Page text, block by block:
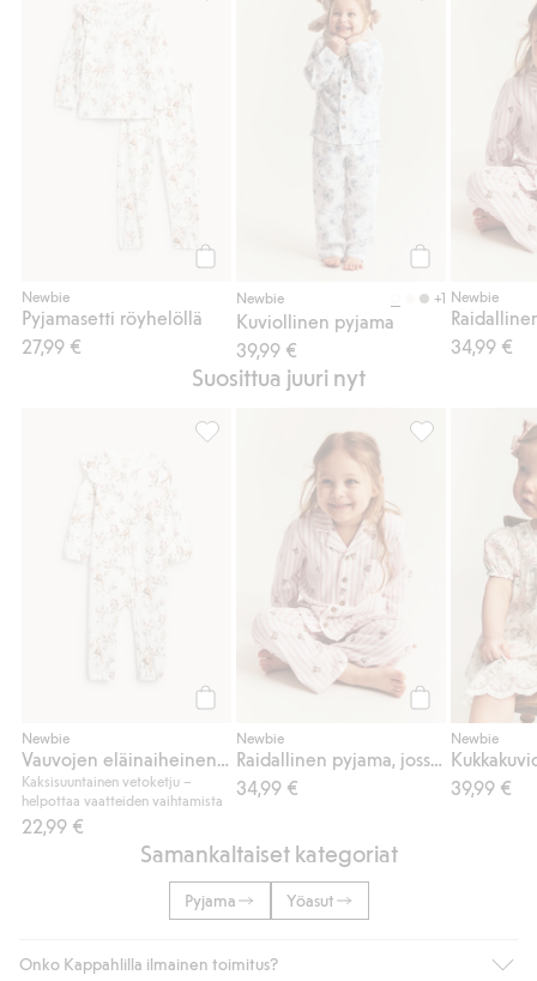
Newbie
Pyjamasetti röyhelöllä
27,99 €
Pyjamasetti röyhelöllä, Lisää suosikkeihin
Newbie +1
Kuviollinen pyjama
39,99 €
Kuviollinen
Newbie
34,99 €
Suosittua juuri nyt
Newbie
Kaksisuuntainen vetoketju –
helpottaa vaatteiden vaihtamista
22,99 €
Vauvojen eläinaiheinen pyjama, Lisää
Newbie
34,99 €
Raidallinen
Newbie
39,99 €
Samankaltaiset kategoriat
Pyjama Yöasut
Onko Kappahlilla ilmainen toimitus?